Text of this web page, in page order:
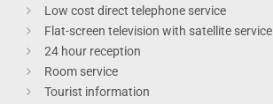
Low cost direct telephone service
Flat-screen television with satellite service
24 hour reception
Room service
Tourist information